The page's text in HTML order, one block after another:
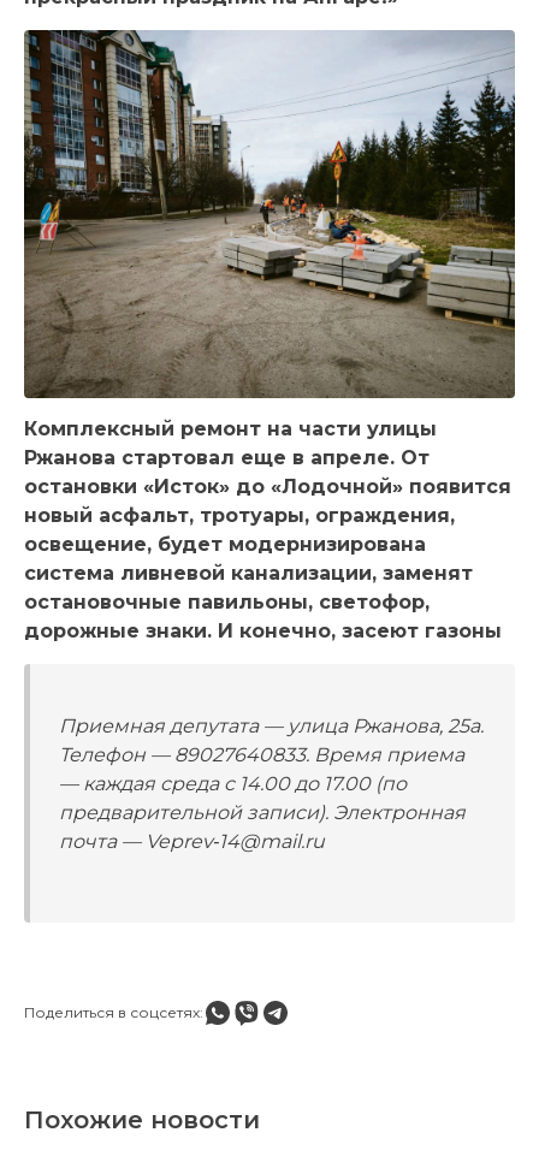
Комплексный ремонт на части улицы
Ржанова стартовал еще в апреле. От
остановки «Исток» до «Лодочной» появится
новый асфальт, тротуары, ограждения,
освещение, будет модернизирована
система ливневой канализации, заменят
остановочные павильоны, светофор,
дорожные знаки. И конечно, засеют газоны
Приемная депутата — улица Ржанова, 25а.
Телефон — 89027640833. Время приема
— каждая среда с 14.00 до 17.00 (по
предварительной записи). Электронная
почта — Veprev‑14@mail.ru
Поделиться в соцсетях:
Похожие новости